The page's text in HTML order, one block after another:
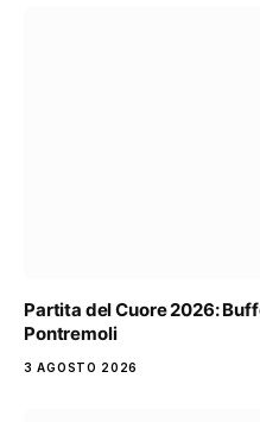
Partita del Cuore 2026:
Pontremoli
3 AGOSTO 2026